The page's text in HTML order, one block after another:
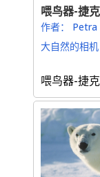
喂鸟器-捷
作者： Petra
大自然的相机
喂鸟器-捷